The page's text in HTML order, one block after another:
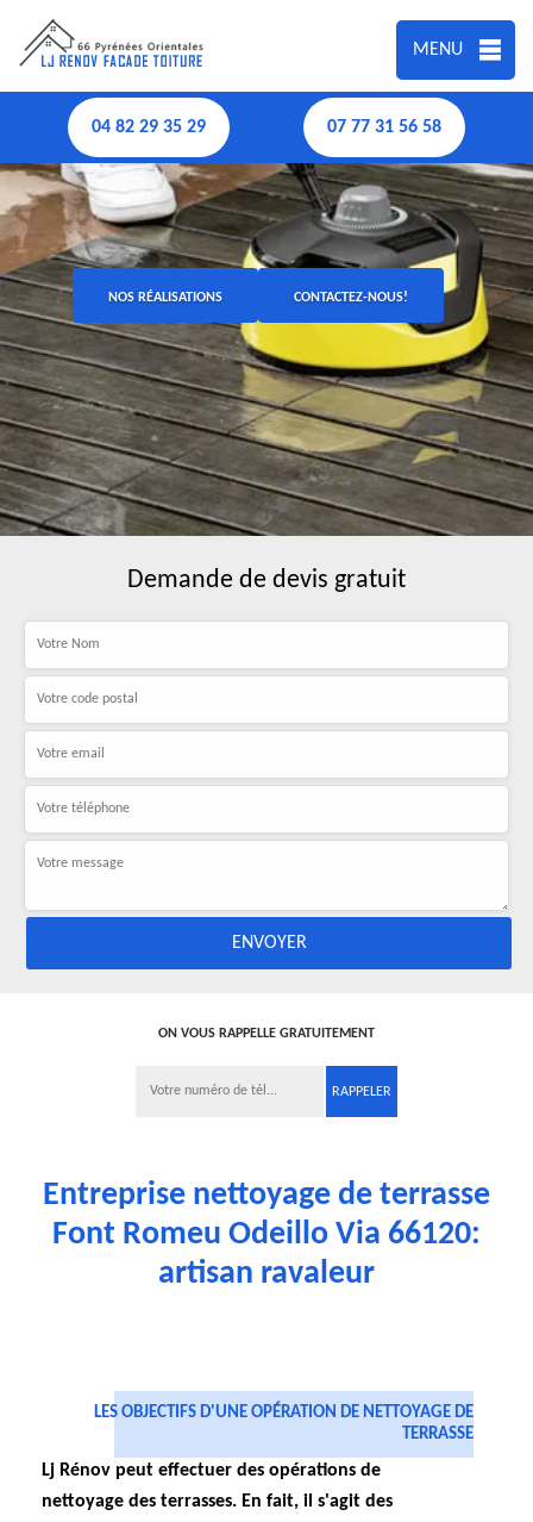
MENU
04 82 29 35 29 07 77 31 56 58
NOS RÉALISATIONS CONTACTEZ-NOUS!
Demande de devis gratuit
ON VOUS RAPPELLE GRATUITEMENT
Entreprise nettoyage de terrasse
Font Romeu Odeillo Via 66120:
artisan ravaleur
LES OBJECTIFS D'UNE OPÉRATION DE NETTOYAGE DE
TERRASSE
Lj Rénov peut effectuer des opérations de
nettoyage des terrasses. En fait, il s'agit des